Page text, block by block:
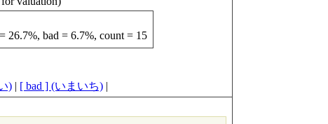
26.7%, bad = 6.7%, count = 15
)| [ bad ] (いまいち)|